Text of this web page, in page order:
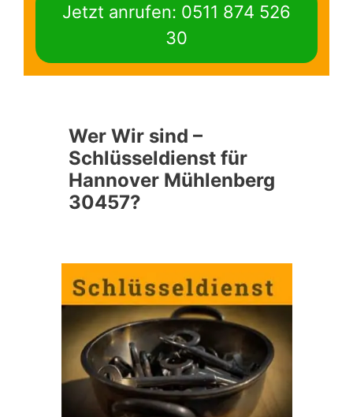
Jetzt anrufen: 0511 874 526
30
Wer Wir sind –
Schlüsseldienst für
Hannover Mühlenberg
30457?